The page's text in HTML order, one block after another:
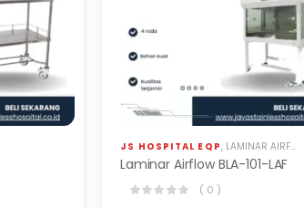
JS HOSPITAL EQP, LAMINAR AIRFLOW
Laminar Airflow BLA-101-LAF
( 0 )